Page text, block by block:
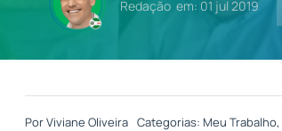
Redação em: 01 jul 2019
PorViviane Oliveira Categorias: Meu Trabalho,